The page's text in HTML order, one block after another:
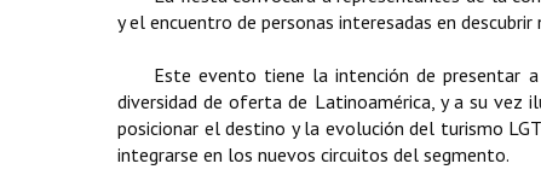
y el encuentro de personas interesadas en
Este evento tiene la intención de presentar
diversidad de oferta de Latinoamérica, y a su vez
posicionar el destino y la evolución del turismo
integrarse en los nuevos circuitos del segmento.